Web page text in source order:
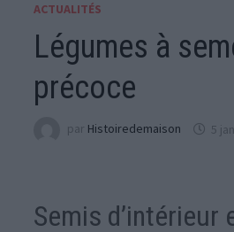
ACTUALITÉS
Légumes à
précoce
par Histoiredemaison 5
Semis d’intérieur